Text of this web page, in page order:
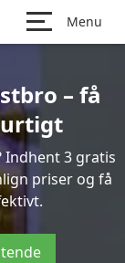
Menu
– få
3 gratis
priser og få